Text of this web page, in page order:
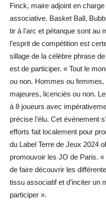
Finck, maire adjoint en
associative. Basket Ball,
tir à l’arc et pétanque sont au
l’esprit de compétition est
sillage de la célèbre phrase
est de participer. « Tout le
ou non. Hommes ou
majeures, licenciés ou non.
à 8 joueurs avec
précise l’élu. Cet événement
efforts fait localement pour
du Label Terre de Jeux 2024
promouvoir les JO de Paris.
de faire découvrir les
tissu associatif et d’inciter un
participer ».